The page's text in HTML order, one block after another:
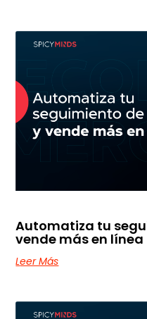
Automatiza tu
vende más en línea
Leer Más